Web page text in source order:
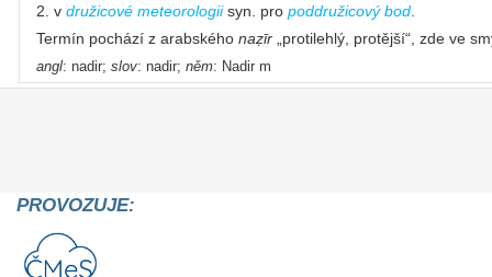
2. v družicové meteorologiisyn. pro poddružicový bod
Termín pochází z arabského naẓīr „protilehlý, protější“, zde ve
angl: nadir; slov: nadir; něm: Nadir m
PROVOZUJE: